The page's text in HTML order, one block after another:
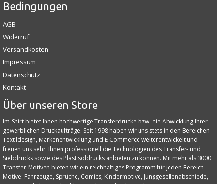
Bedingungen
AGB
Widerruf
Versandkosten
Impressum
Datenschutz
Kontakt
Über unseren Store
Im-Shirt bietet Ihnen hochwertige Transferdrucke bzw. die Abwicklung Ihrer
gewerblichen Druckaufträge. Seit 1998 haben wir uns stets in den Bereichen
Textildesign, Markenentwicklung und E‑Commerce weiterentwickelt und
freuen uns sehr, Ihnen professionell die Technologien des Transfer- und
Siebdrucks sowie des Plastisoldrucks anbieten zu können. Mit mehr als 3000
Transfer-Motiven bieten wir ein reichhaltiges Programm für jeden Bereich.
Motive: Fahrzeuge, Sprüche, Comics, Kindermotive, Junggesellenabschiede,